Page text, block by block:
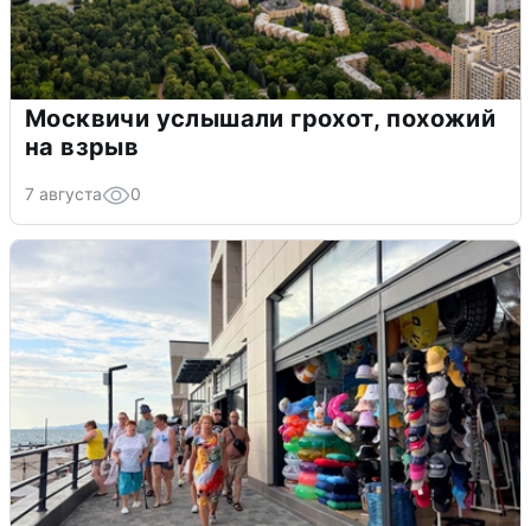
Москвичи услышали грохот, похожий
на взрыв
7 августа 0